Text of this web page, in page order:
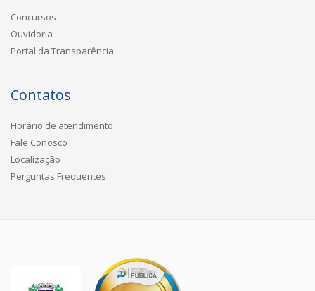
Concursos
Ouvidoria
Portal da Transparência
Contatos
Horário de atendimento
Fale Conosco
Localização
Perguntas Frequentes